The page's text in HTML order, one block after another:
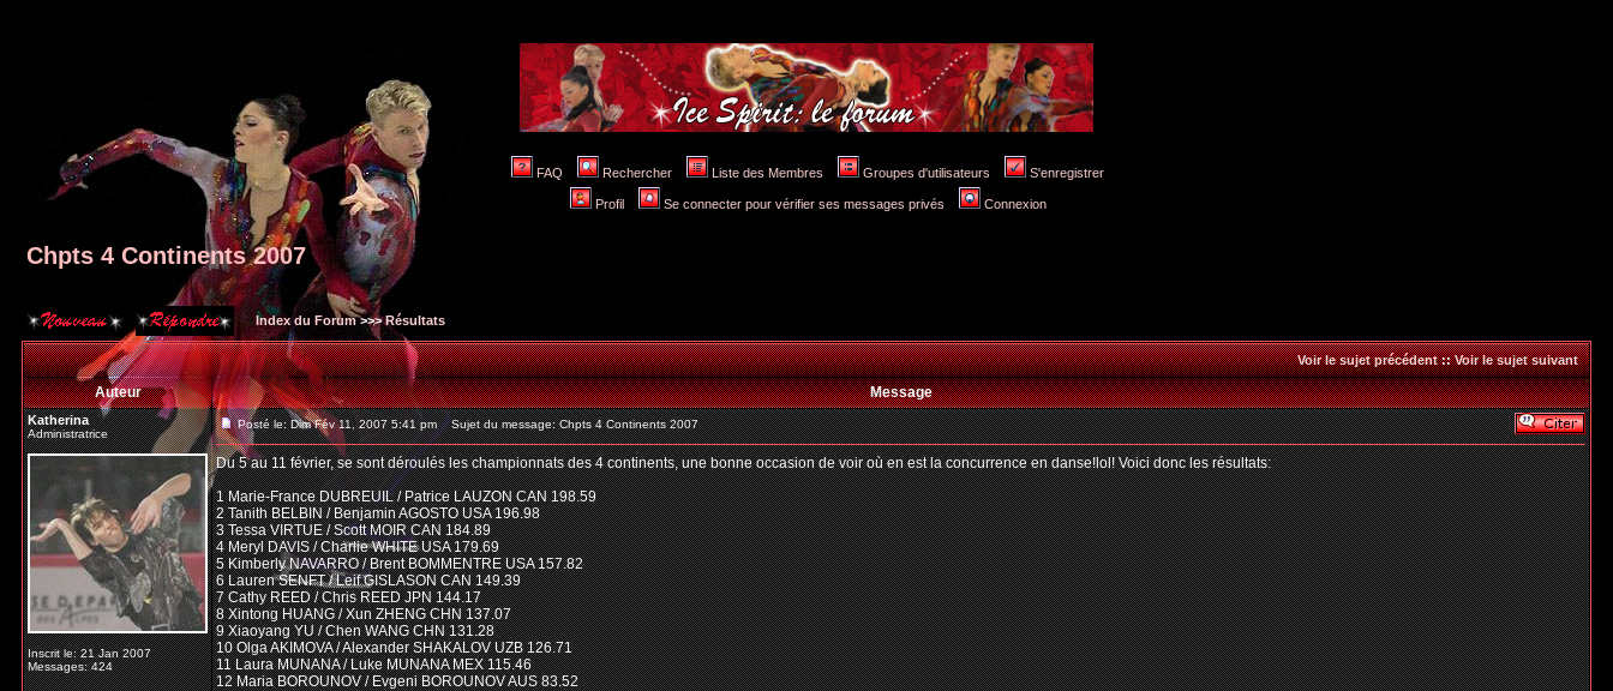
FAQ Rechercher Liste des Membres Groupes d'utilisateurs S'enregistrer
Profil Se connecter pour vérifier ses messages privés Connexion
Chpts 4 Continents 2007
Index du Forum>>>Résultats
Voir le sujet précédent::Voir le sujet suivant
Auteur Message
Katherina
Administratrice
Inscrit le: 21 Jan 2007
Messages: 424
Posté le: Dim Fév 11, 2007 5:41 pm Sujet du message: Chpts 4 Continents 2007
Du 5 au 11 février, se sont déroulés les championnats des 4 continents, une bonne occasion de voir où en est la concurrence en danse!lol! Voici donc les résultats:
1 Marie-France DUBREUIL / Patrice LAUZON CAN 198.59
2 Tanith BELBIN / Benjamin AGOSTO USA 196.98
3 Tessa VIRTUE / Scott MOIR CAN 184.89
4 Meryl DAVIS / Charlie WHITE USA 179.69
5 Kimberly NAVARRO / Brent BOMMENTRE USA 157.82
6 Lauren SENFT / Leif GISLASON CAN 149.39
7 Cathy REED / Chris REED JPN 144.17
8 Xintong HUANG / Xun ZHENG CHN 137.07
9 Xiaoyang YU / Chen WANG CHN 131.28
10 Olga AKIMOVA / Alexander SHAKALOV UZB 126.71
11 Laura MUNANA / Luke MUNANA MEX 115.46
12 Maria BOROUNOV / Evgeni BOROUNOV AUS 83.52